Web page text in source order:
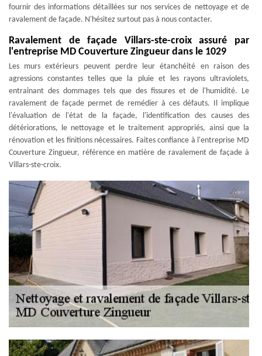
fournir des informations détaillées sur nos services de nettoyage et de
ravalement de façade. N'hésitez surtout pas à nous contacter.
Ravalement de façade Villars-ste-croix assuré par
l'entreprise MD Couverture Zingueur dans le 1029
Les murs extérieurs peuvent perdre leur étanchéité en raison des
agressions constantes telles que la pluie et les rayons ultraviolets,
entraînant des dommages tels que des fissures et de l'humidité. Le
ravalement de façade permet de remédier à ces défauts. Il implique
l'évaluation de l'état de la façade, l'identification des causes des
détériorations, le nettoyage et le traitement appropriés, ainsi que la
rénovation et les finitions nécessaires. Faites confiance à l'entreprise MD
Couverture Zingueur, référence en matière de ravalement de façade à
Villars-ste-croix.